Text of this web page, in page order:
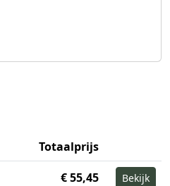
Totaalprijs
€ 55,45 Bekijk